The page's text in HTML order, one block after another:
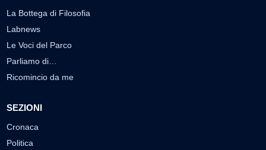
La Bottega di Filosofia
Labnews
Le Voci del Parco
Parliamo di…
Ricomincio da me
SEZIONI
Cronaca
Politica